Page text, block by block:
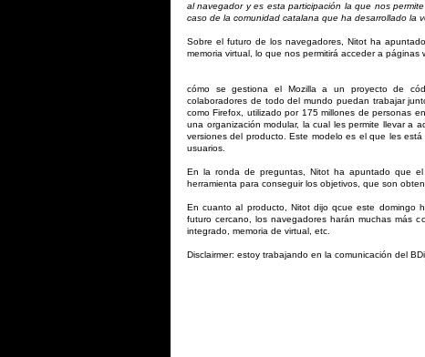
al navegador y es esta participación la que nos
caso de la comunidad catalana que ha desarrollado la
Sobre el futuro de los navegadores, Nitot ha
memoria virtual, lo que nos permitirá acceder a páginas
cómo se gestiona el Mozilla a un proyecto de
colaboradores de todo del mundo puedan trabajar
como Firefox, utilizado por 175 millones de personas
una organización modular, la cual les permite llevar a
versiones del producto. Este modelo es el que les
usuarios.
En la ronda de preguntas, Nitot ha apuntado que
herramienta para conseguir los objetivos, que son
En cuanto al producto, Nitot dijo qcue este domingo
futuro cercano, los navegadores harán muchas más
integrado, memoria de virtual, etc.
Disclairmer: estoy trabajando en la comunicación del